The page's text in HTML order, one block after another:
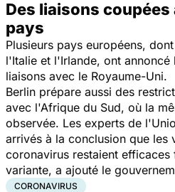
Des liaisons
pays
Plusieurs pays européens,
l'Italie et l'Irlande, ont annoncé
liaisons avec le Royaume-Uni.
Berlin prépare aussi des
avec l'Afrique du Sud, où la
observée. Les experts de
arrivés à la conclusion que les
coronavirus restaient efficaces
variante, a ajouté le
CORONAVIRUS